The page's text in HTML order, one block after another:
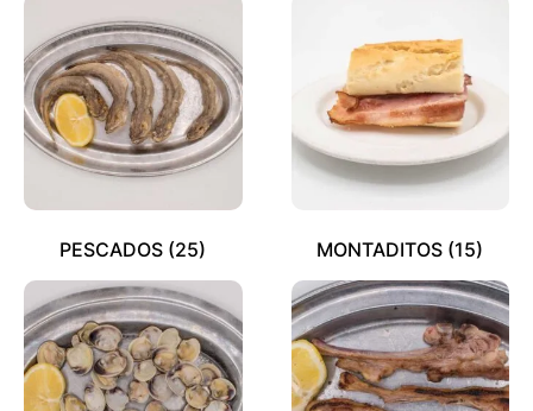
PESCADOS (25) MONTADITOS (15)